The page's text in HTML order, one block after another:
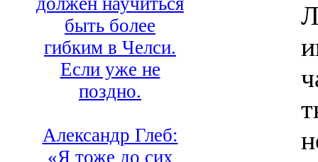
быть более
гибким в Челси.
Если уже не
поздно.
Александр Глеб:
«Я тоже до сих